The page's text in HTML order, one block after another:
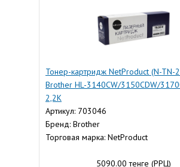
Тонер-картридж NetProduct (N-TN-
Brother HL-3140CW/3150CDW/
2,2K
Артикул: 703046
Бренд: Brother
Торговая марка: NetProduct
5090.00 тенге (РРЦ)